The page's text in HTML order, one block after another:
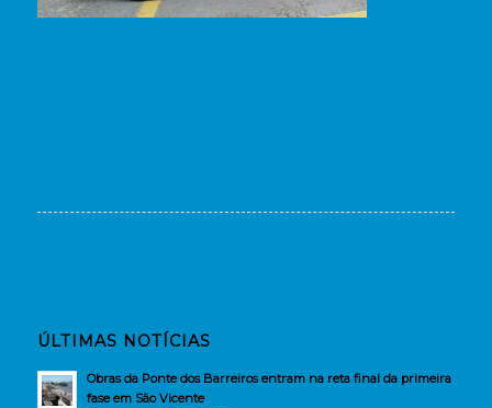
ÚLTIMAS NOTÍCIAS
Obras da Ponte dos Barreiros entram na reta final da primeira
fase em São Vicente